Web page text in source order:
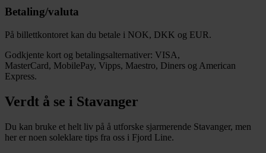
Betaling/valuta
På billettkontoret kan du betale i NOK, DKK og EUR.
Godkjente kort og betalingsalternativer: VISA,
MasterCard, MobilePay, Vipps, Maestro, Diners og American
Express.
Verdt å se i Stavanger
Du kan bruke et helt liv på å utforske sjarmerende Stavanger, men
her er noen soleklare tips fra oss i Fjord Line.